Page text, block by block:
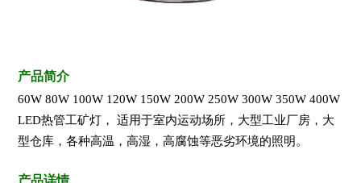
产品简介
60W 80W 100W 120W 150W 200W 250W 300W 350W 400W
LED热管工矿灯， 适用于室内运动场所，大型工业厂房，大
型仓库，各种高温，高湿，高腐蚀等恶劣环境的照明。
产品详情